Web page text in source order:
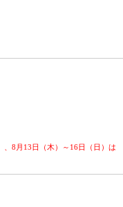
8月13日（木）～16日（日）は